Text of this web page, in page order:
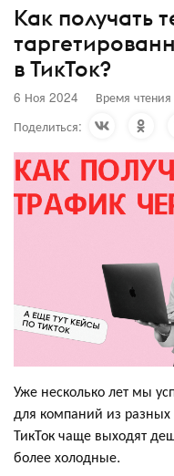
Как получать
в ТикТок?
6 Ноя 2024 Время
Поделиться:
Уже несколько лет мы
для компаний из
ТикТок чаще выходят
более холодные.